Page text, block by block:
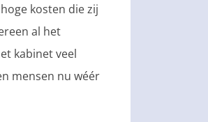
kosten die zij
al het
kabinet veel
mensen nu wéér